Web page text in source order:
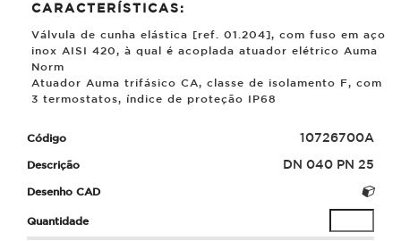
CARACTERÍSTICAS:
Válvula de cunha elástica [ref. 01.204], com fuso em aço
inox AISI 420, à qual é acoplada atuador elétrico Auma
Norm
Atuador Auma trifásico CA, classe de isolamento F, com
3 termostatos, índice de proteção IP68
10726700A
DN 040 PN 25